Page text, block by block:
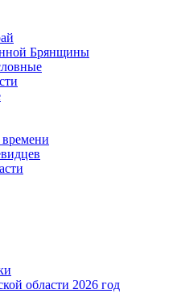
Брянщины
области 2026 год